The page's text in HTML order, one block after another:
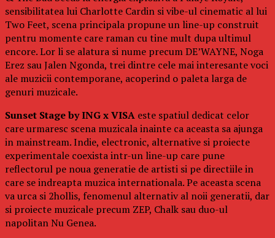
sensibilitatea lui Charlotte Cardin si vibe-ul cinematic al lui
Two Feet, scena principala propune un line-up construit
pentru momente care raman cu tine mult dupa ultimul
encore. Lor li se alatura si nume precum DE’WAYNE, Noga
Erez sau Jalen Ngonda, trei dintre cele mai interesante voci
ale muzicii contemporane, acoperind o paleta larga de
genuri muzicale.
Sunset Stage by ING x VISA este spatiul dedicat celor
care urmaresc scena muzicala inainte ca aceasta sa ajunga
in mainstream. Indie, electronic, alternative si proiecte
experimentale coexista intr-un line-up care pune
reflectorul pe noua generatie de artisti si pe directiile in
care se indreapta muzica internationala. Pe aceasta scena
va urca si 2hollis, fenomenul alternativ al noii generatii, dar
si proiecte muzicale precum ZEP, Chalk sau duo-ul
napolitan Nu Genea.